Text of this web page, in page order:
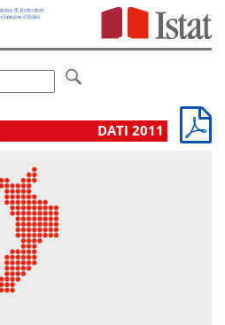
DATI 2011